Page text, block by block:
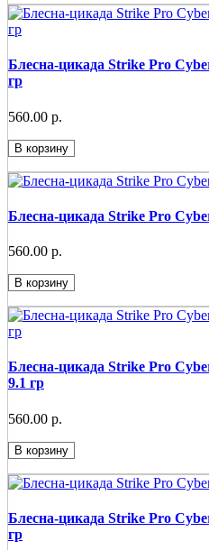
Блесна-цикада Strike Pro
гр
560.00 р.
В корзину
Блесна-цикада Strike Pro
560.00 р.
В корзину
Блесна-цикада Strike Pro
9.1 гр
560.00 р.
В корзину
Блесна-цикада Strike Pro
гр